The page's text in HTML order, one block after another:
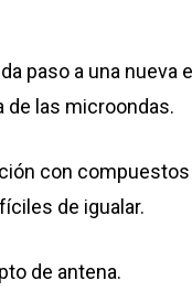
paso a una
de las microondas.
con
de igualar.
de antena.